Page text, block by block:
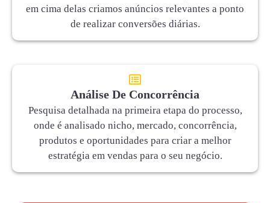
em cima delas criamos anúncios relevantes a ponto
de realizar conversões diárias.
Análise De Concorrência
Pesquisa detalhada na primeira etapa do processo,
onde é analisado nicho, mercado, concorrência,
produtos e oportunidades para criar a melhor
estratégia em vendas para o seu negócio.